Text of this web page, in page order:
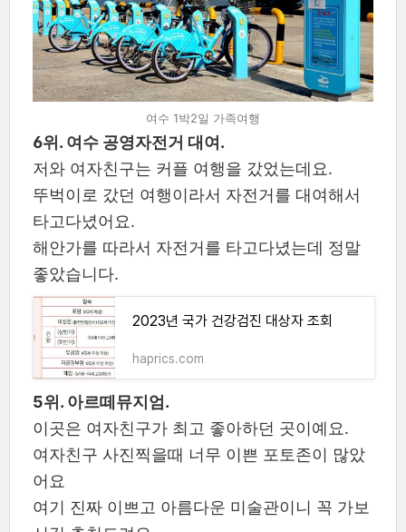
여수 1박2일 가족여행
6위. 여수 공영자전거 대여.
저와 여자친구는 커플 여행을 갔었는데요.
뚜벅이로 갔던 여행이라서 자전거를 대여해서
타고다녔어요.
해안가를 따라서 자전거를 타고다녔는데 정말
좋았습니다.
2023년 국가 건강검진 대상자 조회
haprics.com
5위. 아르떼뮤지엄.
이곳은 여자친구가 최고 좋아하던 곳이예요.
여자친구 사진찍을때 너무 이쁜 포토존이 많았
어요
여기 진짜 이쁘고 아름다운 미술관이니 꼭 가보